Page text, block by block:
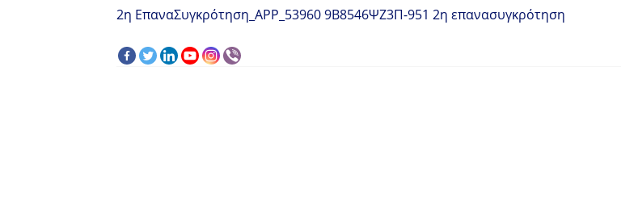
2η ΕπαναΣυγκρότηση_APP_53960 9Β8546ΨΖ3Π-951 2η επανασυγκρότηση